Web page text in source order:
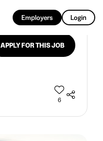
Employers Login
APPLY FOR THIS JOB
6